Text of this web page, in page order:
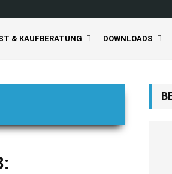
& KAUFBERATUNG DOWNLOADS